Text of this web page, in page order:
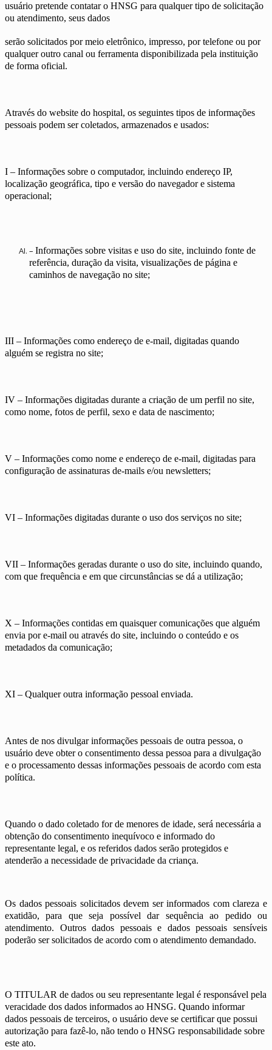
usuário pretende contatar o HNSG para qualquer tipo de solicitação
ou atendimento, seus dados
serão solicitados por meio eletrônico, impresso, por telefone ou por
qualquer outro canal ou ferramenta disponibilizada pela instituição
de forma oficial.
Através do website do hospital, os seguintes tipos de informações
pessoais podem ser coletados, armazenados e usados:
I – Informações sobre o computador, incluindo endereço IP,
localização geográfica, tipo e versão do navegador e sistema
operacional;
– Informações sobre visitas e uso do site, incluindo fonte de
referência, duração da visita, visualizações de página e
caminhos de navegação no site;
III – Informações como endereço de e-mail, digitadas quando
alguém se registra no site;
IV – Informações digitadas durante a criação de um perfil no site,
como nome, fotos de perfil, sexo e data de nascimento;
V – Informações como nome e endereço de e-mail, digitadas para
configuração de assinaturas de-mails e/ou newsletters;
VI – Informações digitadas durante o uso dos serviços no site;
VII – Informações geradas durante o uso do site, incluindo quando,
com que frequência e em que circunstâncias se dá a utilização;
X – Informações contidas em quaisquer comunicações que alguém
envia por e-mail ou através do site, incluindo o conteúdo e os
metadados da comunicação;
XI – Qualquer outra informação pessoal enviada.
Antes de nos divulgar informações pessoais de outra pessoa, o
usuário deve obter o consentimento dessa pessoa para a divulgação
e o processamento dessas informações pessoais de acordo com esta
política.
Quando o dado coletado for de menores de idade, será necessária a
obtenção do consentimento inequívoco e informado do
representante legal, e os referidos dados serão protegidos e
atenderão a necessidade de privacidade da criança.
Os dados pessoais solicitados devem ser informados com clareza e
exatidão, para que seja possível dar sequência ao pedido ou
atendimento. Outros dados pessoais e dados pessoais sensíveis
poderão ser solicitados de acordo com o atendimento demandado.
O TITULAR de dados ou seu representante legal é responsável pela
veracidade dos dados informados ao HNSG. Quando informar
dados pessoais de terceiros, o usuário deve se certificar que possui
autorização para fazê-lo, não tendo o HNSG responsabilidade sobre
este ato.